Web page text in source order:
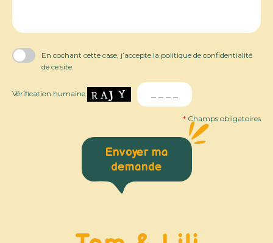
vide.
En cochant cette case, j’accepte la politique de confidentialité
de ce site.
Vérification humaine
* Champs obligatoires
Envoyer ma
demande